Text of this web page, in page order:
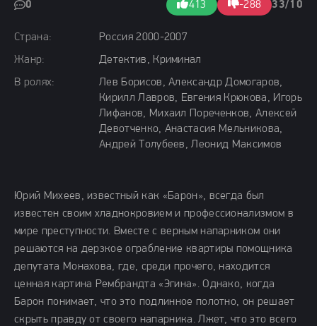
Страна:
Россия 2000-2007
Жанр:
Детектив, Криминал
В ролях:
Лев Борисов, Александр Домогаров,
Кирилл Лавров, Евгения Крюкова, Игорь
Лифанов, Михаил Пореченков, Алексей
Девотченко, Анастасия Мельникова,
Андрей Толубеев, Леонид Максимов
0 413 -288 33/10
Юрий Михеев, известный как «Барон», всегда был
известен своим хладнокровием и профессионализмом в
мире преступности. Вместе с верным напарником они
решаются на дерзкое ограбление квартиры помощника
депутата Монахова, где, среди прочего, находится
ценная картина Рембрандта «Эгина». Однако, когда
Барон понимает, что это подлинное полотно, он решает
скрыть правду от своего напарника. Лжет, что это всего